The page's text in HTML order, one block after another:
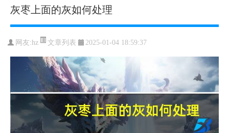
灰枣上面的灰如何处理
网友:hz 文章列表 2025-01-04 18:59:37